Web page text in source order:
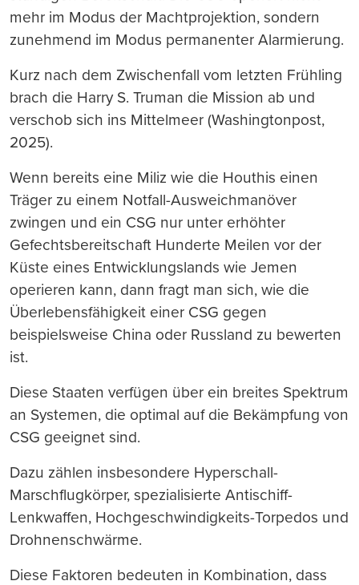
mehr im Modus der Machtprojektion, sondern
zunehmend im Modus permanenter Alarmierung.
Kurz nach dem Zwischenfall vom letzten Frühling
brach die Harry S. Truman die Mission ab und
verschob sich ins Mittelmeer (Washingtonpost,
2025).
Wenn bereits eine Miliz wie die Houthis einen
Träger zu einem Notfall-Ausweichmanöver
zwingen und ein CSG nur unter erhöhter
Gefechtsbereitschaft Hunderte Meilen vor der
Küste eines Entwicklungslands wie Jemen
operieren kann, dann fragt man sich, wie die
Überlebensfähigkeit einer CSG gegen
beispielsweise China oder Russland zu bewerten
ist.
Diese Staaten verfügen über ein breites Spektrum
an Systemen, die optimal auf die Bekämpfung von
CSG geeignet sind.
Dazu zählen insbesondere Hyperschall-
Marschflugkörper, spezialisierte Antischiff-
Lenkwaffen, Hochgeschwindigkeits-Torpedos und
Drohnenschwärme.
Diese Faktoren bedeuten in Kombination, dass